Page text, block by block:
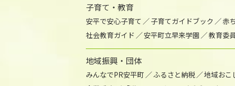
子育て・教育
安平で安心子育て 子育てガイドブック 赤
社会教育ガイド
安平町立早来学園 教育委
地域振興・団体
みんなでPR安平町 ふるさと納税 地域おこ